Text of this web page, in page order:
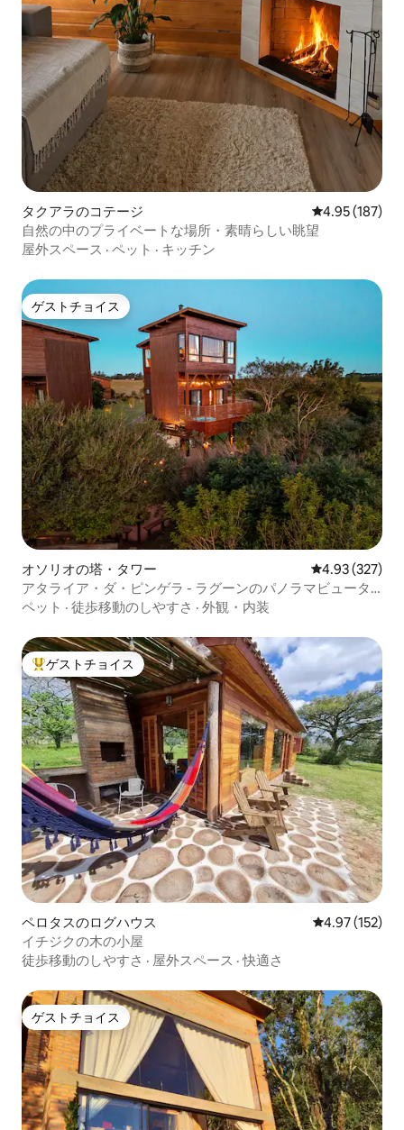
タクアラのコテージ レビュー187
4.95 (187)
自然の中のプライベートな場所・素晴らしい眺望
屋外スペース · ペット · キッチン
ゲストチョイス
ゲストチョイス
オソリオの塔・タワー レビュー327
4.93 (327)
アタライア・ダ・ピンゲラ - ラグーンのパノラマビュータ
ワー
ペット · 徒歩移動のしやすさ · 外観・内装
大好評のゲストチョイスです。
ゲストチョイス
ペロタスのログハウス レビュー152
4.97 (152)
イチジクの木の小屋
徒歩移動のしやすさ · 屋外スペース ·快適さ
ゲストチョイス
ゲストチョイス